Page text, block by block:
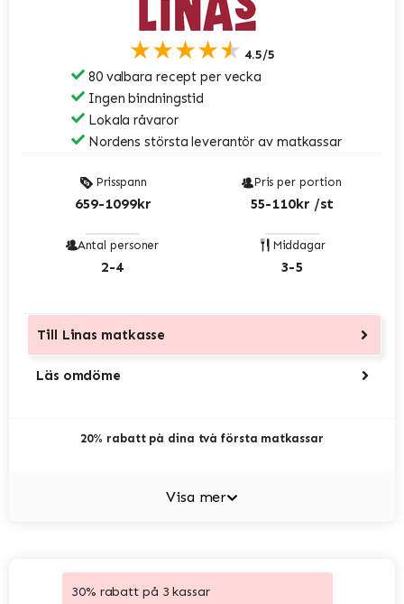
★★★★★ 4.5/5
80 valbara recept per vecka
Ingen bindningstid
Lokala råvaror
Nordens största leverantör av matkassar
Prisspann
659-1099kr
Pris per portion
55-110kr /st
Antal personer
2-4
Middagar
3-5
Till Linas matkasse
Läs omdöme
20% rabatt på dina två första matkassar
Visa mer
30% rabatt på 3 kassar